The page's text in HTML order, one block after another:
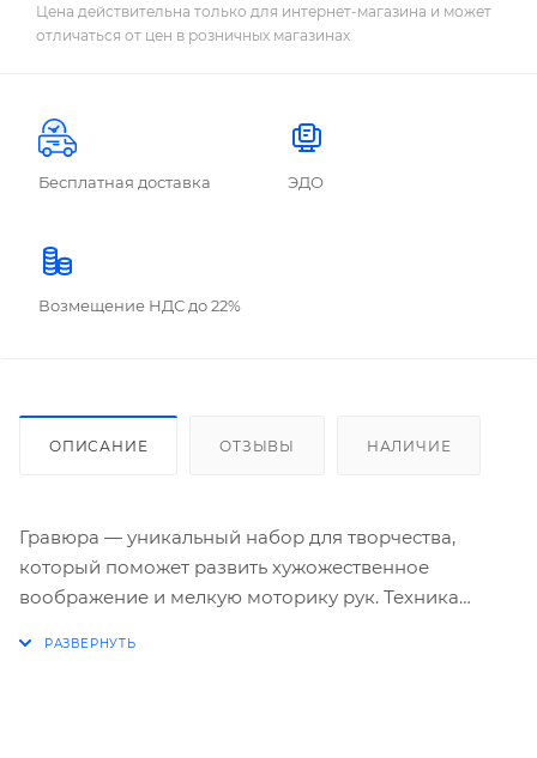
Цена действительна только для интернет-магазина и может
отличаться от цен в розничных магазинах
Бесплатная доставка ЭДО
Возмещение НДС до 22%
ОПИСАНИЕ ОТЗЫВЫ НАЛИЧИЕ
Гравюра — уникальный набор для творчества,
который поможет развить хужожественное
воображение и мелкую моторику рук. Техника